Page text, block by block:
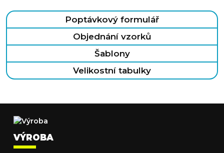
Poptávkový formulář
Objednání vzorků
Šablony
Velikostní tabulky
VÝROBA